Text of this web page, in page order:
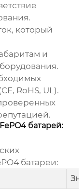
который
и
RoHS, UL).
батарей:
батареи: